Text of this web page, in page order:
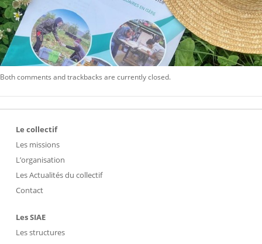
Both comments and trackbacks are currently closed.
Le collectif
Les missions
L’organisation
Les Actualités du collectif
Contact
Les SIAE
Les structures